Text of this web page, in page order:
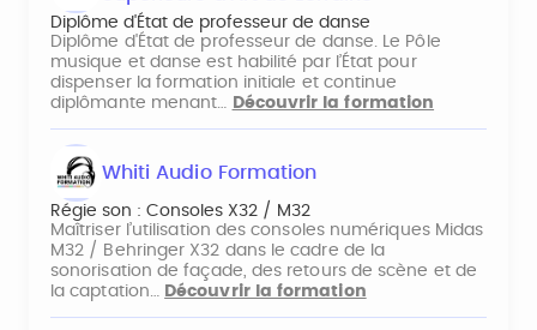
Diplôme d'État de professeur de danse
Diplôme d'État de professeur de danse. Le Pôle
musique et danse est habilité par l’État pour
dispenser la formation initiale et continue
diplômante menant…
Découvrir la formation
Whiti Audio Formation
Régie son : Consoles X32 / M32
Maîtriser l’utilisation des consoles numériques Midas
M32 / Behringer X32 dans le cadre de la
sonorisation de façade, des retours de scène et de
la captation… Découvrir la formation